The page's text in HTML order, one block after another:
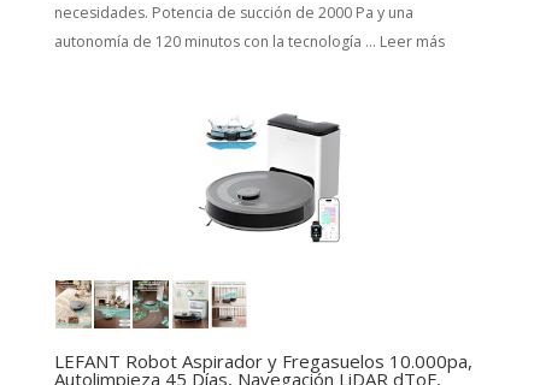
necesidades. Potencia de succión de 2000 Pa y una
autonomía de 120 minutos con la tecnología ... Leer más
LEFANT Robot Aspirador y Fregasuelos 10.000pa,
Autolimpieza 45 Días, Navegación LiDAR dToF,